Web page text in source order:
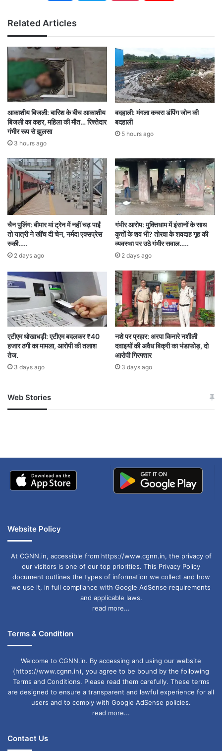
Related Articles
आकाशीय बिजली: बारिश के बीच आकाशीय
बिजली का कहर, महिला की मौत… रिश्तेदार
गंभीर रूप से झुलसा
3 hours ago
बदहाली: मंगला कचरा डंपिंग जोन की
बदहाली
5 hours ago
चैन पुलिंग: बीमार मां ट्रेन में नहीं चढ़ पाईं
तो यात्री ने खींच दी चेन, नर्मदा एक्सप्रेस
रुकी…..
2 days ago
गंभीर आरोप: मुक्तिधाम में इंसानों के साथ
कुत्तों के शव भी? तोरवा के शवदाह गृह की
व्यवस्था पर उठे गंभीर सवाल…..
2 days ago
एटीएम धोखाधड़ी: एटीएम बदलकर ₹40
हजार ठगी का मामला, आरोपी की तलाश
तेज.
3 days ago
नशे पर प्रहार: अरपा किनारे नशीली
दवाइयों की अवैध बिक्री का भंडाफोड़, दो
आरोपी गिरफ्तार
3 days ago
Web Stories
जम्मू-कश्मीर में बारिश से
अपडेट
खाई में धक्का… आरोपियों ने
Website Policy
At CGNN.in, accessible from https://www.cgnn.in, the privacy of
our visitors is one of our top priorities. This Privacy Policy
document outlines the types of information we collect and how
we use it, in full compliance with Google AdSense requirements
and applicable laws.
read more...
Terms & Condition
Welcome to CGNN.in. By accessing and using our website
(https://www.cgnn.in), you agree to be bound by the following
Terms and Conditions. Please read them carefully. These terms
are designed to ensure a transparent and lawful experience for all
users and to comply with Google AdSense policies.
read more...
Contact Us